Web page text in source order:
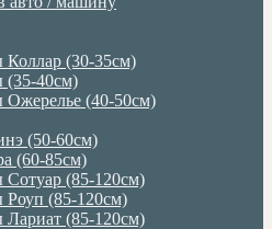
Коллар (30-35см)
(35-40см)
Ожерелье (40-50см)
(50-60см)
(60-85см)
Сотуар (85-120см)
Роуп (85-120см)
Лариат (85-120см)